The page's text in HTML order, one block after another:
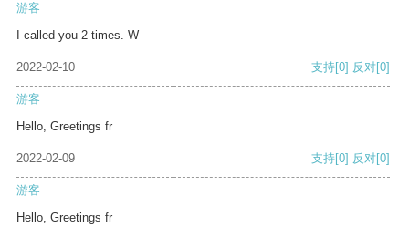
游客
I called you 2 times. W
2022-02-10 支持[0] 反对[0]
游客
Hello, Greetings fr
2022-02-09 支持[0] 反对[0]
游客
Hello, Greetings fr